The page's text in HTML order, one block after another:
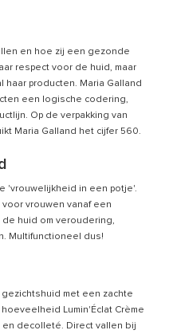
en hoe zij een gezonde
respect voor de huid, maar
haar producten. Maria Galland
een logische codering,
Op de verpakking van
Maria Galland het cijfer 560.
'vrouwelijkheid in een potje'.
vrouwen vanaf een
huid om veroudering,
Multifunctioneel dus!
met een zachte
Lumin'Éclat Crème
en decolleté. Direct vallen bij